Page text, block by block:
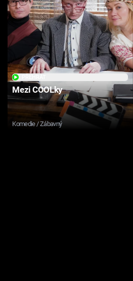
Mezi COOLky
Komedie / Zábavný